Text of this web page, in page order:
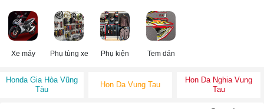
Xe máy Phụ tùng xe Phụ kiện Tem dán
Honda Gia Hòa Vũng
Tàu
Hon Da Vung Tau
Hon Da Nghia Vung
Tau